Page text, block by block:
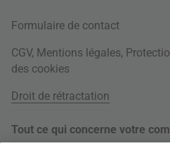
Formulaire de contact
CGV, Mentions légales,
des cookies
Droit de rétractation
Tout ce qui concerne votre